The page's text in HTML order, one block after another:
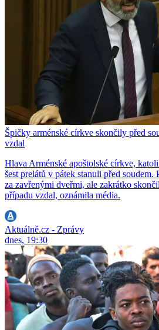
Špičky arménské církve skončily před
vzdal
Hlava Arménské apoštolské církve,
šest prelátů v pátek stanuli před soudem.
za zavřenými dveřmi, ale zakrátko
případu vzdal, oznámila média.
Aktuálně.cz - Zprávy
dnes, 19:30